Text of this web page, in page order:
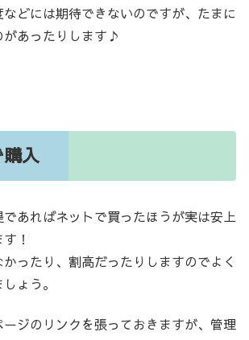
どには期待できないのですが、たまに
があったりします♪
入
あればネットで買ったほうが実は安上
！
ったり、割高だったりしますのでよく
ょう。
ジのリンクを張っておきますが、管理